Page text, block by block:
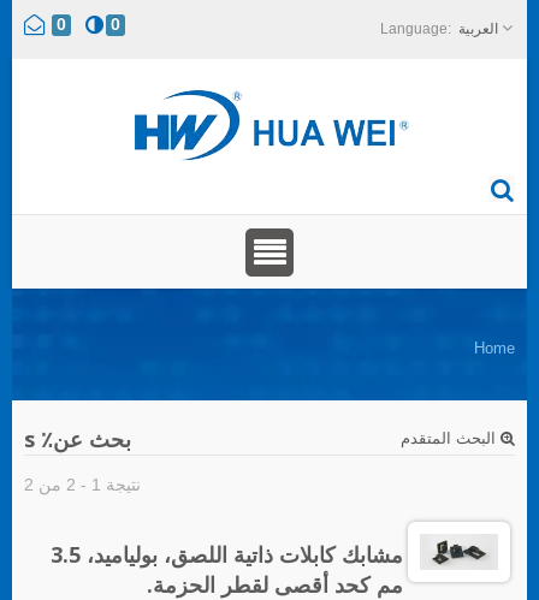
0 0 العربية
Home
بحث عن٪ s البحث المتقدم
نتيجة 1 - 2 من 2
مشابك كابلات ذاتية اللصق، بولياميد، 3.5
مم كحد أقصى لقطر الحزمة.